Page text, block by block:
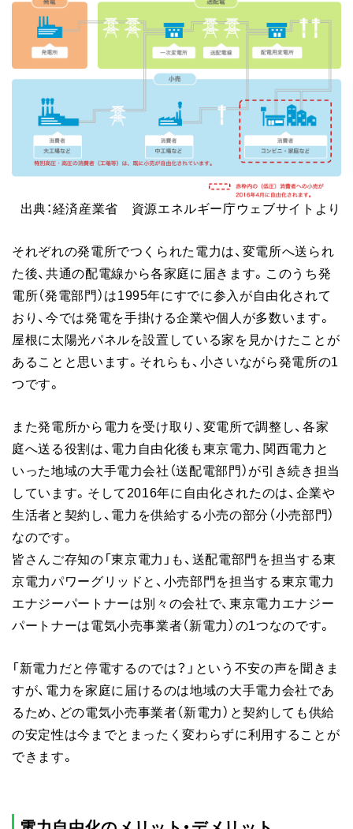
出典：経済産業省 資源エネルギー庁ウェブサイトより
それぞれの発電所でつくられた電力は、変電所へ送られ
た後、共通の配電線から各家庭に届きます。このうち発
電所（発電部門）は1995年にすでに参入が自由化されて
おり、今では発電を手掛ける企業や個人が多数います。
屋根に太陽光パネルを設置している家を見かけたことが
あることと思います。それらも、小さいながら発電所の1
つです。
また発電所から電力を受け取り、変電所で調整し、各家
庭へ送る役割は、電力自由化後も東京電力、関西電力と
いった地域の大手電力会社（送配電部門）が引き続き担当
しています。そして2016年に自由化されたのは、企業や
生活者と契約し、電力を供給する小売の部分（小売部門）
なのです。
皆さんご存知の「東京電力」も、送配電部門を担当する東
京電力パワーグリッドと、小売部門を担当する東京電力
エナジーパートナーは別々の会社で、東京電力エナジー
パートナーは電気小売事業者（新電力）の1つなのです。
「新電力だと停電するのでは？」という不安の声を聞きま
すが、電力を家庭に届けるのは地域の大手電力会社であ
るため、どの電気小売事業者（新電力）と契約しても供給
の安定性は今までとまったく変わらずに利用することが
できます。